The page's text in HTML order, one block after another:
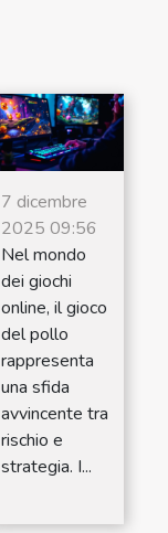
7 dicembre
2025 09:56
Nel mondo
dei giochi
online, il gioco
del pollo
rappresenta
una sfida
avvincente tra
rischio e
strategia. I...